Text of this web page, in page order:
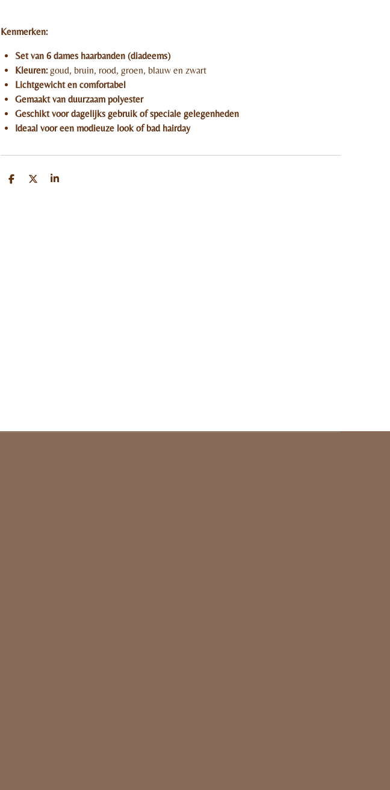
Kenmerken:
Set van 6 dames haarbanden (diadeems)
Kleuren:goud, bruin, rood, groen, blauw en zwart
Lichtgewicht en comfortabel
Gemaakt van duurzaam polyester
Geschikt voor dagelijks gebruik of speciale gelegenheden
Ideaal voor een modieuze look of bad hairday
D
D
S